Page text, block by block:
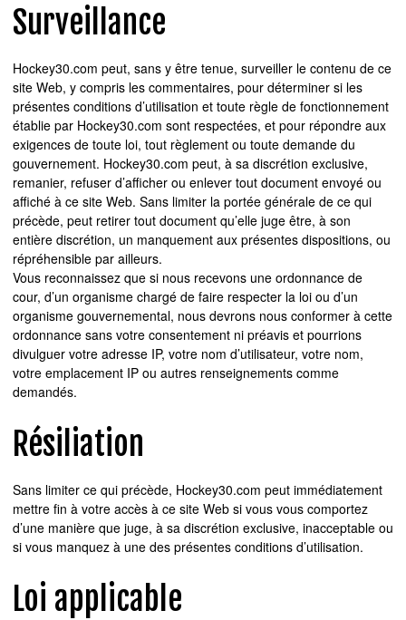
Surveillance
Hockey30.com peut, sans y être tenue, surveiller le contenu de ce
site Web, y compris les commentaires, pour déterminer si les
présentes conditions d’utilisation et toute règle de fonctionnement
établie par Hockey30.com sont respectées, et pour répondre aux
exigences de toute loi, tout règlement ou toute demande du
gouvernement. Hockey30.com peut, à sa discrétion exclusive,
remanier, refuser d’afficher ou enlever tout document envoyé ou
affiché à ce site Web. Sans limiter la portée générale de ce qui
précède, peut retirer tout document qu’elle juge être, à son
entière discrétion, un manquement aux présentes dispositions, ou
répréhensible par ailleurs.
Vous reconnaissez que si nous recevons une ordonnance de
cour, d’un organisme chargé de faire respecter la loi ou d’un
organisme gouvernemental, nous devrons nous conformer à cette
ordonnance sans votre consentement ni préavis et pourrions
divulguer votre adresse IP, votre nom d’utilisateur, votre nom,
votre emplacement IP ou autres renseignements comme
demandés.
Résiliation
Sans limiter ce qui précède, Hockey30.com peut immédiatement
mettre fin à votre accès à ce site Web si vous vous comportez
d’une manière que juge, à sa discrétion exclusive, inacceptable ou
si vous manquez à une des présentes conditions d’utilisation.
Loi applicable